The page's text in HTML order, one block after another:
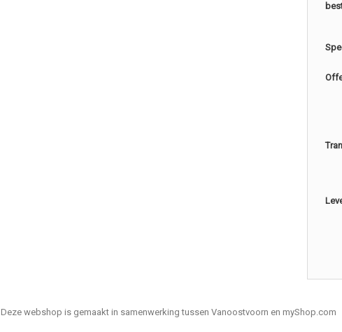
Deze webshop is gemaakt in samenwerking tussen Vanoostvoorn en myShop.com